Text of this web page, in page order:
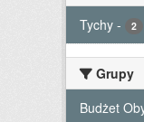
Tychy - 2
Grupy
Budżet